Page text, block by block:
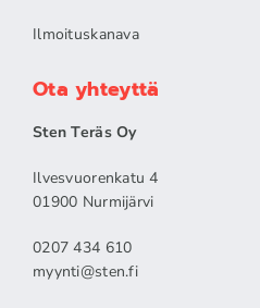
Ilmoituskanava
Ota yhteyttä
Sten Teräs Oy
Ilvesvuorenkatu 4
01900 Nurmijärvi
0207 434 610
myynti@sten.fi